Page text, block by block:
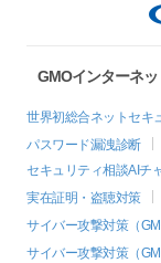
GMOインターネ
世界初総合ネットセキ
パスワード漏洩診断
セキュリティ相談AIチ
実在証明・盗聴対策
サイバー攻撃対策（
サイバー攻撃対策（